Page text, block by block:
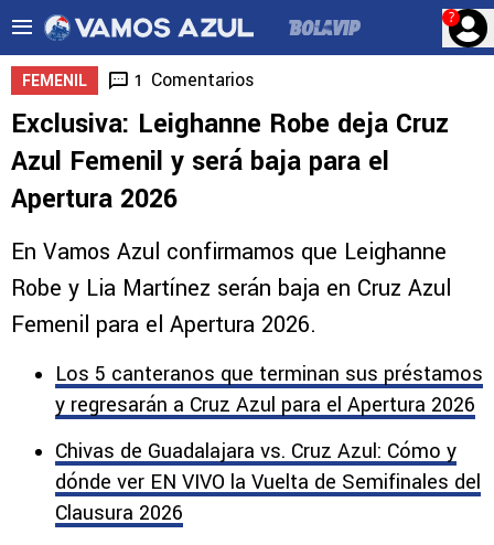
?
FEMENIL 1 Comentarios
Exclusiva: Leighanne Robe deja Cruz
Azul Femenil y será baja para el
Apertura 2026
En Vamos Azul confirmamos que Leighanne
Robe y Lia Martínez serán baja en Cruz Azul
Femenil para el Apertura 2026.
Los 5 canteranos que terminan sus préstamos
y regresarán a Cruz Azul para el Apertura 2026
Chivas de Guadalajara vs. Cruz Azul: Cómo y
dónde ver EN VIVO la Vuelta de Semifinales del
Clausura 2026